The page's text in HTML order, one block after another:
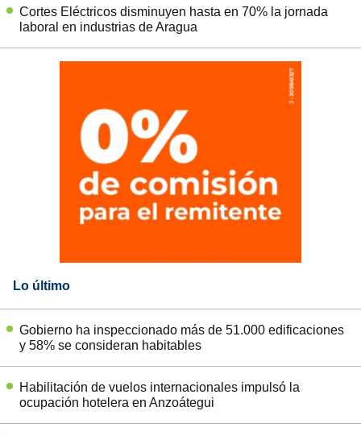
Cortes Eléctricos disminuyen hasta en 70% la jornada
laboral en industrias de Aragua
Lo último
Gobierno ha inspeccionado más de 51.000 edificaciones
y 58% se consideran habitables
Habilitación de vuelos internacionales impulsó la
ocupación hotelera en Anzoátegui